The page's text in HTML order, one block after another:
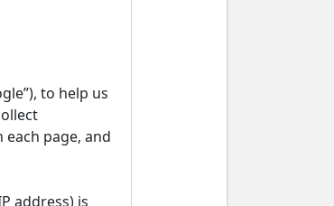
to help us
page, and
address) is